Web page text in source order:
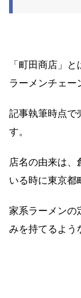
「町田商店」
ラーメンチェー
記事執筆時点で
す。
店名の由来は、
いる時に東京都
家系ラーメンの
みを持てるよう